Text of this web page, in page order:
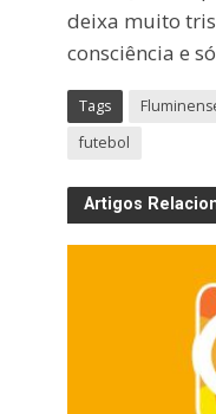
deixa muito
consciência e
Tags
futebol
Artigos